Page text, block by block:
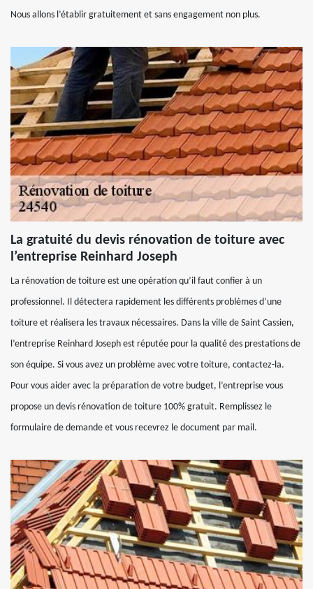
Nous allons l’établir gratuitement et sans engagement non plus.
La gratuité du devis rénovation de toiture avec
l’entreprise Reinhard Joseph
La rénovation de toiture est une opération qu’il faut confier à un
professionnel. Il détectera rapidement les différents problèmes d’une
toiture et réalisera les travaux nécessaires. Dans la ville de Saint Cassien,
l’entreprise Reinhard Joseph est réputée pour la qualité des prestations de
son équipe. Si vous avez un problème avec votre toiture, contactez-la.
Pour vous aider avec la préparation de votre budget, l’entreprise vous
propose un devis rénovation de toiture 100% gratuit. Remplissez le
formulaire de demande et vous recevrez le document par mail.